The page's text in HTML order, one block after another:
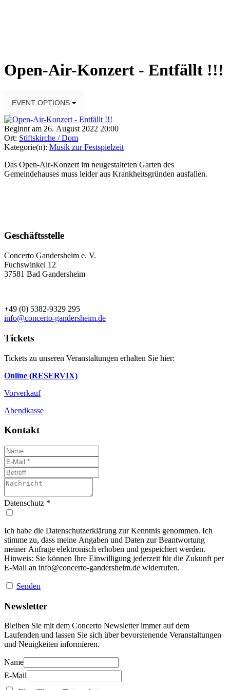
Open-Air-Konzert - Entfällt !!!
EVENT OPTIONS
Beginnt am 26. August 2022 20:00
Ort: Stiftskirche / Dom
Kategorie(n): Musik zur Festspielzeit
Das Open-Air-Konzert im neugestalteten Garten des
Gemeindehauses muss leider aus Krankheitsgründen ausfallen.
Geschäftsstelle
Concerto Gandersheim e. V.
Fuchswinkel 12
37581 Bad Gandersheim
+49 (0) 5382-9329 295
info@concerto-gandersheim.de
Tickets
Tickets zu unseren Veranstaltungen erhalten Sie hier:
Online (RESERVIX)
Vorverkauf
Abendkasse
Kontakt
Datenschutz *
Ich habe die Datenschutzerklärung zur Kenntnis genommen. Ich
stimme zu, dass meine Angaben und Daten zur Beantwortung
meiner Anfrage elektronisch erhoben und gespeichert werden.
Hinweis: Sie können Ihre Einwilligung jederzeit für die Zukunft per
E-Mail an info@concerto-gandersheim.de widerrufen.
Senden
Newsletter
Bleiben Sie mit dem Concerto Newsletter immer auf dem
Laufenden und lassen Sie sich über bevorstenende Veranstaltungen
und Neuigkeiten informieren.
Name
E-Mail